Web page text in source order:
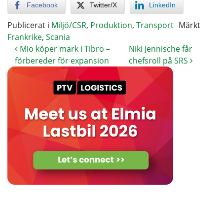
Facebook Twitter/X LinkedIn
Publicerat i Miljö/CSR, Produktion, Transport Märkt
Frankrike, Scania
Mio köper mark i Tibro –
förbereder för expansion
Niki Jennische får
chefsroll på SRS